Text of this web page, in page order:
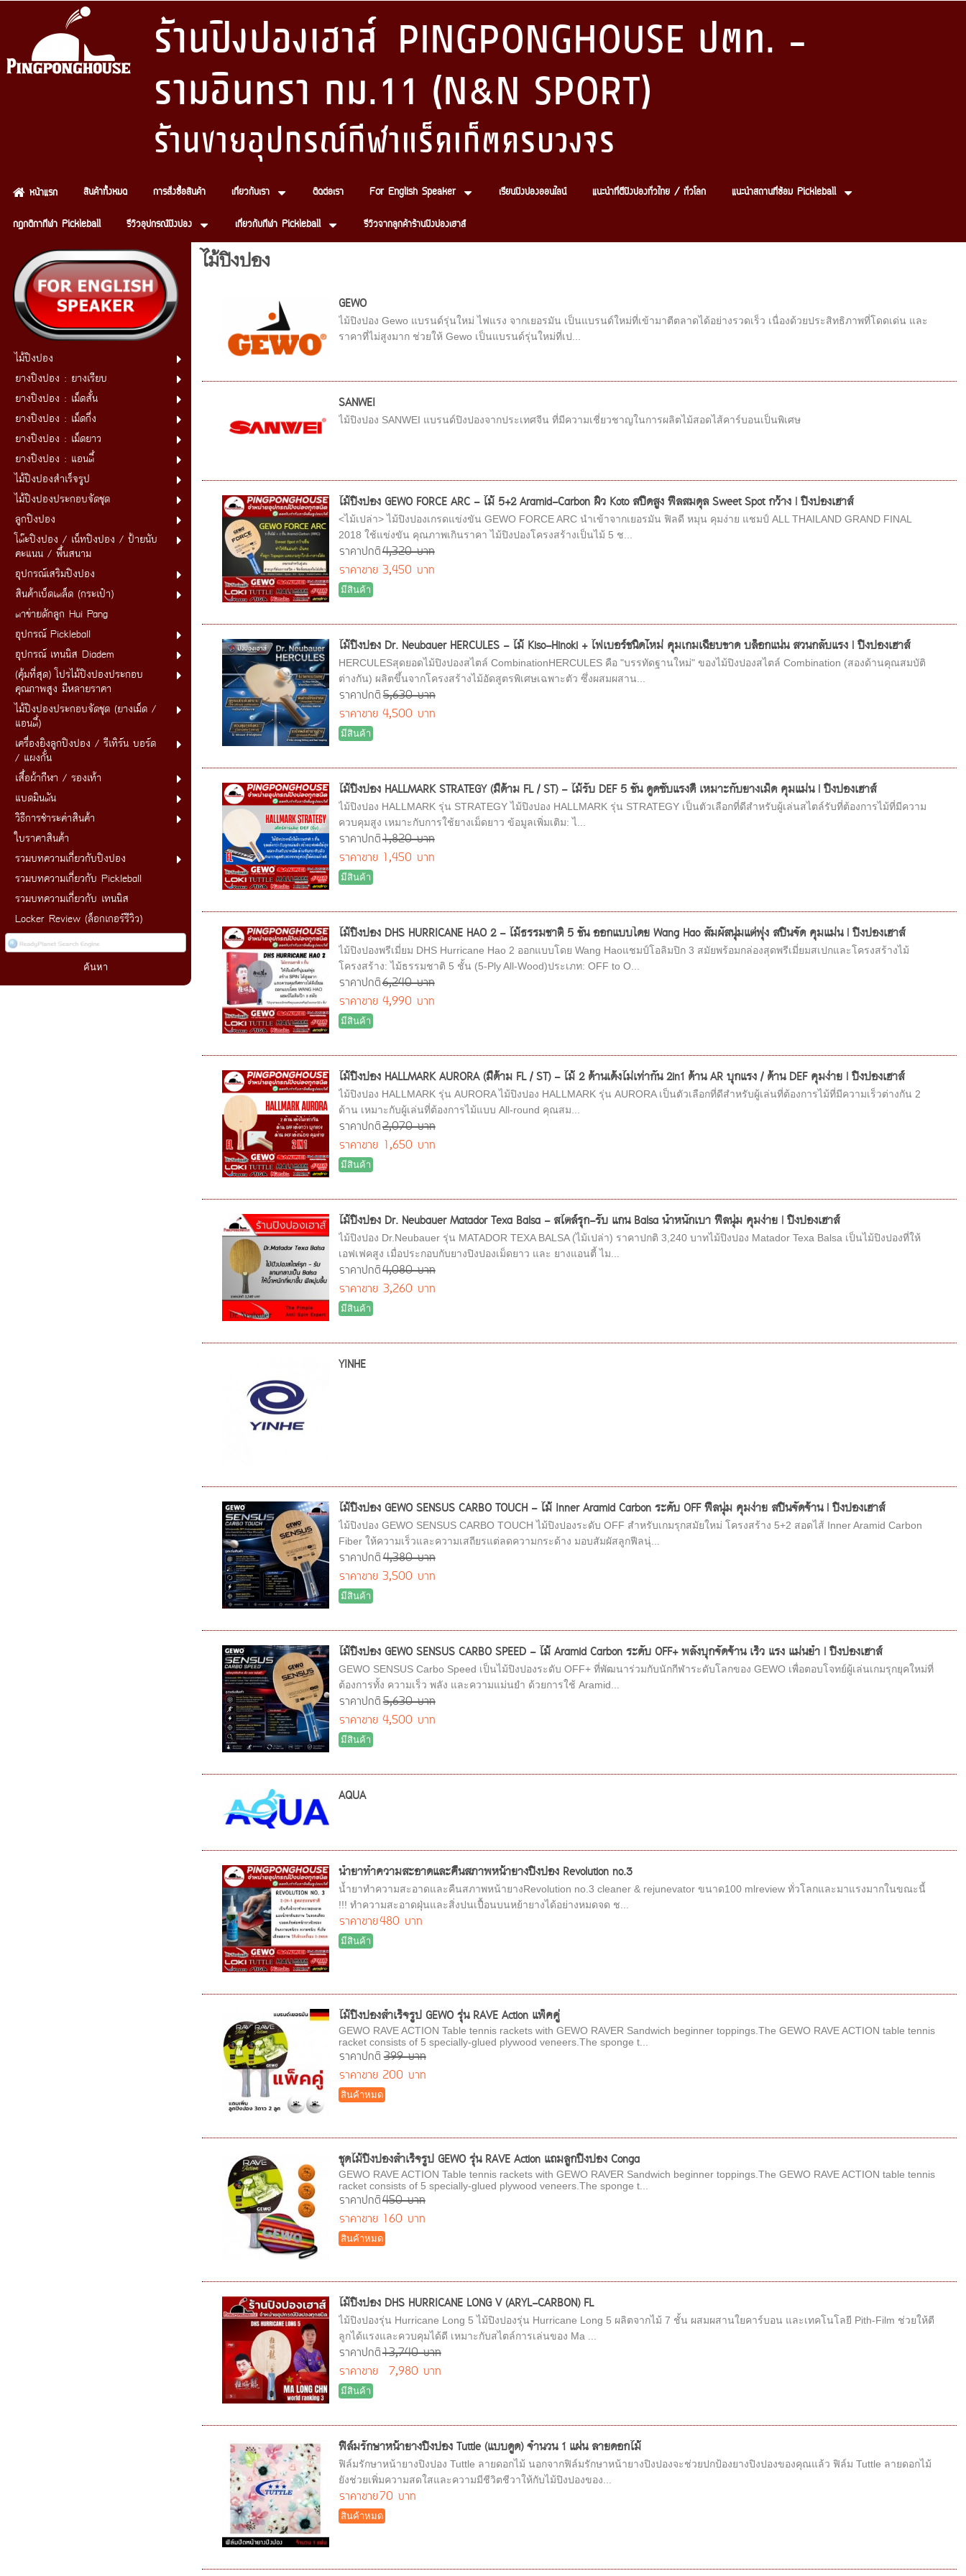
ร้านปิงปองเฮาส์ PINGPONGHOUSE ปตท. -
รามอินทรา กม.11 (N&N SPORT)
ร้านขายอุปกรณ์กีฬาแร็คเก็ตครบวงจร
หน้าแรก สินค้าทั้งหมด การสั่งซื้อสินค้า เกี่ยวกับเรา ติดต่อเรา For English Speaker เรียนปิงปองออนไลน์ แนะนำที่ตีปิงปองทั่วไทย / ทั่วโลก แนะนำสถานที่ซ้อม Pickleball
กฏกติกากีฬา Pickleball รีวิวอุปกรณ์ปิงปอง เกี่ยวกับกีฬา Pickleball รีวิวจากลูกค้าร้านปิงปองเฮาส์
ไม้ปิงปอง
ยางปิงปอง : ยางเรียบ
ยางปิงปอง : เม็ดสั้น
ยางปิงปอง : เม็ดกึ่ง
ยางปิงปอง : เม็ดยาว
ยางปิงปอง : แอนตี้
ไม้ปิงปองสำเร็จรูป
ไม้ปิงปองประกอบจัดชุด
ลูกปิงปอง
โต๊ะปิงปอง / เน็ทปิงปอง / ป้ายนับ
คะแนน / พื้นสนาม
อุปกรณ์เสริมปิงปอง
สินค้าเบ็ดเตล็ด (กระเป๋า)
ตาข่ายดักลูก Hui Pang
อุปกรณ์ Pickleball
อุปกรณ์ เทนนิส Diadem
(คุ้มที่สุด) โปรไม้ปิงปองประกอบ
คุณภาพสูง มีหลายราคา
ไม้ปิงปองประกอบจัดชุด (ยางเม็ด /
แอนตี้)
เครื่องยิงลูกปิงปอง / รีเทิร์น บอร์ด
/ แผงกั้น
เสื้อผ้ากีฬา / รองเท้า
แบดมินตัน
วิธีการชำระค่าสินค้า
ใบราคาสินค้า
รวมบทความเกี่ยวกับปิงปอง
รวมบทความเกี่ยวกับ Pickleball
รวมบทความเกี่ยวกับ เทนนิส
Locker Review (ล็อกเกอร์รีวิว)
ไม้ปิงปอง
GEWO
ไม้ปิงปอง Gewo แบรนด์รุ่นใหม่ ไฟแรง จากเยอรมัน เป็นแบรนด์ใหม่ที่เข้ามาตีตลาดได้อย่างรวดเร็ว เนื่องด้วยประสิทธิภาพที่โดดเด่น และ
ราคาที่ไม่สูงมาก ช่วยให้ Gewo เป็นแบรนด์รุ่นใหม่ที่เป...
SANWEI
ไม้ปิงปอง SANWEI แบรนด์ปิงปองจากประเทศจีน ที่มีความเชี่ยวชาญในการผลิตไม้สอดไส้คาร์บอนเป็นพิเศษ
ไม้ปิงปอง GEWO FORCE ARC - ไม้ 5+2 Aramid-Carbon ผิว Koto สปีดสูง ฟีลสมดุล Sweet Spot กว้าง | ปิงปองเฮาส์
<ไม้เปล่า> ไม้ปิงปองเกรดแข่งขัน GEWO FORCE ARC นำเข้าจากเยอรมัน ฟิลดี หมุน คุมง่าย แชมป์ ALL THAILAND GRAND FINAL
2018 ใช้แข่งขัน คุณภาพเกินราคา ไม้ปิงปองโครงสร้างเป็นไม้ 5 ช...
ราคาปกติ4,320 บาท
ราคาขาย 3,450 บาท
มีสินค้า
ไม้ปิงปอง Dr. Neubauer HERCULES - ไม้ Kiso-Hinoki + ไฟเบอร์ชนิดใหม่ คุมเกมเฉียบขาด บล็อกแน่น สวนกลับแรง | ปิงปองเฮาส์
HERCULESสุดยอดไม้ปิงปองสไตล์ CombinationHERCULES คือ "บรรทัดฐานใหม่" ของไม้ปิงปองสไตล์ Combination (สองด้านคุณสมบัติ
ต่างกัน) ผลิตขึ้นจากโครงสร้างไม้อัดสูตรพิเศษเฉพาะตัว ซึ่งผสมผสาน...
ราคาปกติ5,630 บาท
ราคาขาย 4,500 บาท
มีสินค้า
ไม้ปิงปอง HALLMARK STRATEGY (มีด้าม FL / ST) - ไม้รับ DEF 5 ชั้น ดูดซับแรงดี เหมาะกับยางเม็ด คุมแม่น | ปิงปองเฮาส์
ไม้ปิงปอง HALLMARK รุ่น STRATEGY ไม้ปิงปอง HALLMARK รุ่น STRATEGY เป็นตัวเลือกที่ดีสำหรับผู้เล่นสไตล์รับที่ต้องการไม้ที่มีความ
ควบคุมสูง เหมาะกับการใช้ยางเม็ดยาว ข้อมูลเพิ่มเติม: ไ...
ราคาปกติ1,820 บาท
ราคาขาย 1,450 บาท
มีสินค้า
ไม้ปิงปอง DHS HURRICANE HAO 2 - ไม้ธรรมชาติ 5 ชั้น ออกแบบโดย Wang Hao สัมผัสนุ่มแต่พุ่ง สปินจัด คุมแม่น | ปิงปองเฮาส์
ไม้ปิงปองพรีเมี่ยม DHS Hurricane Hao 2 ออกแบบโดย Wang Haoแชมป์โอลิมปิก 3 สมัยพร้อมกล่องสุดพรีเมี่ยมสเปกและโครงสร้างไม้
โครงสร้าง: ไม้ธรรมชาติ 5 ชั้น (5-Ply All-Wood)ประเภท: OFF to O...
ราคาปกติ6,240 บาท
ราคาขาย 4,990 บาท
มีสินค้า
ไม้ปิงปอง HALLMARK AURORA (มีด้าม FL / ST) - ไม้ 2 ด้านเด้งไม่เท่ากัน 2in1 ด้าน AR บุกแรง / ด้าน DEF คุมง่าย | ปิงปองเฮาส์
ไม้ปิงปอง HALLMARK รุ่น AURORA ไม้ปิงปอง HALLMARK รุ่น AURORA เป็นตัวเลือกที่ดีสำหรับผู้เล่นที่ต้องการไม้ที่มีความเร็วต่างกัน 2
ด้าน เหมาะกับผู้เล่นที่ต้องการไม้แบบ All-round คุณสม...
ราคาปกติ2,070 บาท
ราคาขาย 1,650 บาท
มีสินค้า
ไม้ปิงปอง Dr. Neubauer Matador Texa Balsa - สไตล์รุก-รับ แกน Balsa น้ำหนักเบา ฟีลนุ่ม คุมง่าย | ปิงปองเฮาส์
ไม้ปิงปอง Dr.Neubauer รุ่น MATADOR TEXA BALSA (ไม้เปล่า) ราคาปกติ 3,240 บาทไม้ปิงปอง Matador Texa Balsa เป็นไม้ปิงปองที่ให้
เอฟเฟคสูง เมื่อประกอบกับยางปิงปองเม็ดยาว และ ยางแอนตี้ ไม...
ราคาปกติ4,080 บาท
ราคาขาย 3,260 บาท
มีสินค้า
YINHE
ไม้ปิงปอง GEWO SENSUS CARBO TOUCH - ไม้ Inner Aramid Carbon ระดับ OFF ฟีลนุ่ม คุมง่าย สปินจัดจ้าน | ปิงปองเฮาส์
ไม้ปิงปอง GEWO SENSUS CARBO TOUCH ไม้ปิงปองระดับ OFF สำหรับเกมรุกสมัยใหม่ โครงสร้าง 5+2 สอดไส้ Inner Aramid Carbon
Fiber ให้ความเร็วและความเสถียรแต่ลดความกระด้าง มอบสัมผัสลูกฟีลนุ่...
ราคาปกติ4,380 บาท
ราคาขาย 3,500 บาท
มีสินค้า
ไม้ปิงปอง GEWO SENSUS CARBO SPEED - ไม้ Aramid Carbon ระดับ OFF+ พลังบุกจัดจ้าน เร็ว แรง แม่นยำ | ปิงปองเฮาส์
GEWO SENSUS Carbo Speed เป็นไม้ปิงปองระดับ OFF+ ที่พัฒนาร่วมกับนักกีฬาระดับโลกของ GEWO เพื่อตอบโจทย์ผู้เล่นเกมรุกยุคใหม่ที่
ต้องการทั้ง ความเร็ว พลัง และความแม่นยำ ด้วยการใช้ Aramid...
ราคาปกติ5,630 บาท
ราคาขาย 4,500 บาท
มีสินค้า
AQUA
นํ้ายาทําความสะอาดและคืนสภาพหน้ายางปิงปอง Revolution no.3
นํ้ายาทําความสะอาดและคืนสภาพหน้ายางRevolution no.3 cleaner & rejunevator ขนาด100 mlreview ทั่วโลกและมาแรงมากในขณะนี้
!!! ทำความสะอาดฝุ่นและสิ่งปนเปื้อนบนหย้ายางได้อย่างหมดจด ช...
ราคาขาย480 บาท
มีสินค้า
ไม้ปิงปองสำเร็จรูป GEWO รุ่น RAVE Action แพ็คคู่
GEWO RAVE ACTION Table tennis rackets with GEWO RAVER Sandwich beginner toppings.The GEWO RAVE ACTION table tennis
racket consists of 5 specially-glued plywood veneers.The sponge t...
ราคาปกติ399 บาท
ราคาขาย 200 บาท
สินค้าหมด
ชุดไม้ปิงปองสำเร็จรูป GEWO รุ่น RAVE Action แถมลูกปิงปอง Conga
GEWO RAVE ACTION Table tennis rackets with GEWO RAVER Sandwich beginner toppings.The GEWO RAVE ACTION table tennis
racket consists of 5 specially-glued plywood veneers.The sponge t...
ราคาปกติ450 บาท
ราคาขาย 160 บาท
สินค้าหมด
ไม้ปิงปอง DHS HURRICANE LONG V (ARYL-CARBON) FL
ไม้ปิงปองรุ่น Hurricane Long 5 ไม้ปิงปองรุ่น Hurricane Long 5 ผลิตจากไม้ 7 ชั้น ผสมผสานใยคาร์บอน และเทคโนโลยี Pith-Film ช่วยให้ตี
ลูกได้แรงและควบคุมได้ดี เหมาะกับสไตล์การเล่นของ Ma ...
ราคาปกติ13,740 บาท
ราคาขาย
7,980 บาท
มีสินค้า
ฟิล์มรักษาหน้ายางปิงปอง Tuttle (แบบดูด) จำนวน 1 แผ่น ลายดอกไม้
ฟิล์มรักษาหน้ายางปิงปอง Tuttle ลายดอกไม้ นอกจากฟิล์มรักษาหน้ายางปิงปองจะช่วยปกป้องยางปิงปองของคุณแล้ว ฟิล์ม Tuttle ลายดอกไม้
ยังช่วยเพิ่มความสดใสและความมีชีวิตชีวาให้กับไม้ปิงปองของ...
ราคาขาย70 บาท
สินค้าหมด